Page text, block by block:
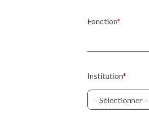
Fonction
Institution